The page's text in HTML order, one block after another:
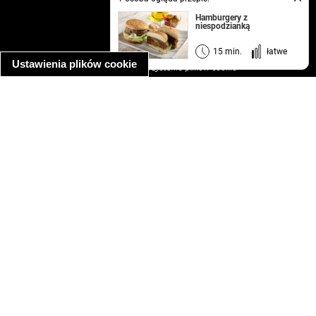
Ustawienia plików cookie
Hamburgery z
niespodzianką
15 min. łatwe
kontakt
regulamin
informacja o prywatności
informacja o wykorzystaniu plików cookie